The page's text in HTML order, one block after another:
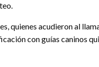
quienes acudieron al
con guías caninos